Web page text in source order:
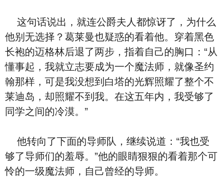
这句话说出，就连公爵夫人都惊讶了，为什么
他别无选择？葛莱曼也疑惑的看着他。穿着黑色
长袍的迈格林后退了两步，指着自己的胸口：“从
懂事起，我就立志要成为一个魔法师，就像圣约
翰那样，可是我没想到白塔的光辉照耀了整个不
莱迪岛，却照耀不到我。在这五年内，我受够了
同学之间的冷漠。”
他转向了下面的导师队，继续说道：“我也受
够了导师们的羞辱。”他的眼睛狠狠的看着那个可
怜的一级魔法师，自己曾经的导师。